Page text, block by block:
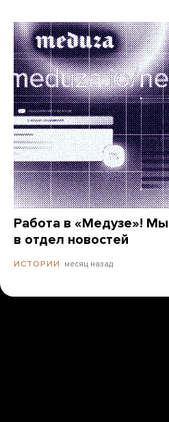
Работа в «Медузе»!
в отдел новостей
ИСТОРИИ месяц назад